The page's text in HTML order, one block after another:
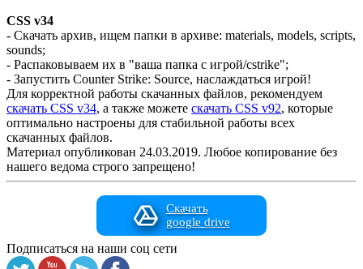
CSS v34
- Скачать архив, ищем папки в архиве: materials, models, scripts,
sounds;
- Распаковываем их в "ваша папка с игрой/cstrike";
- Запустить Counter Strike: Source, наслаждаться игрой!
Для корректной работы скачанных файлов, рекомендуем
скачать CSS v34, а также можете скачать CSS v92, которые
оптимально настроены для стабильной работы всех
скачанных файлов.
Материал опубликован 24.03.2019. Любое копирование без
нашего ведома строго запрещено!
Скачать
google drive
Подписаться на наши соц сети